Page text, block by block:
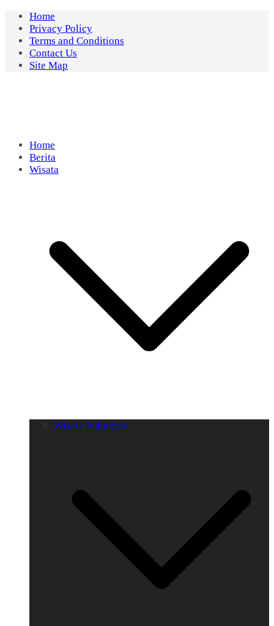
Skip
content
Home
Privacy Policy
Terms and Conditions
Contact Us
Site Map
Home
Berita
Wisata
Wisata Indonesia